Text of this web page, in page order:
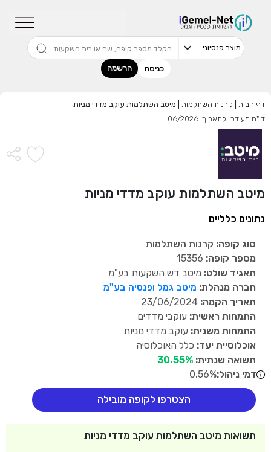
כניסה הרשמה
דף הבית קרנות השתלמות
מיטב השתלמות עוקב מדדי מניות
דו"ח מעודכן לתאריך: 06/2026
מיטב השתלמות עוקב מדדי מניות
נתונים כלליים
סוג קופה: קרנות השתלמות
מספר קופה:
תאגיד שולט: מיטב דש השקעות בע"מ
חברה מנהלת: מיטב גמל ופנסיה בע"מ
תאריך הקמה:
התמחות ראשית: עוקבי מדדים
התמחות משנית: עוקב מדדי מניות
אוכלוסיית יעד: כלל האוכלוסיה
תשואה שנתית: 30.55%
דמי ניהול:0.56%
הצטרפו לקופה מובילה
תשואות מיטב השתלמות עוקב מדדי מניות
מתכנן פיננסי (ללא עלות), השאירו פרטים:
הפרטים שמסרתי ישמשו לקבלת פניות, הצעות שיווקיות מאיתנו